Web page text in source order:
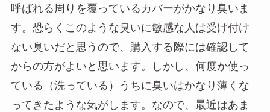
呼ばれる周りを覆っているカバーがかなり臭いま
す。恐らくこのような臭いに敏感な人は受け付け
ない臭いだと思うので、購入する際には確認して
からの方がよいと思います。しかし、何度か使っ
ている（洗っている）うちに臭いはかなり薄くな
ってきたような気がします。なので、最近はあま